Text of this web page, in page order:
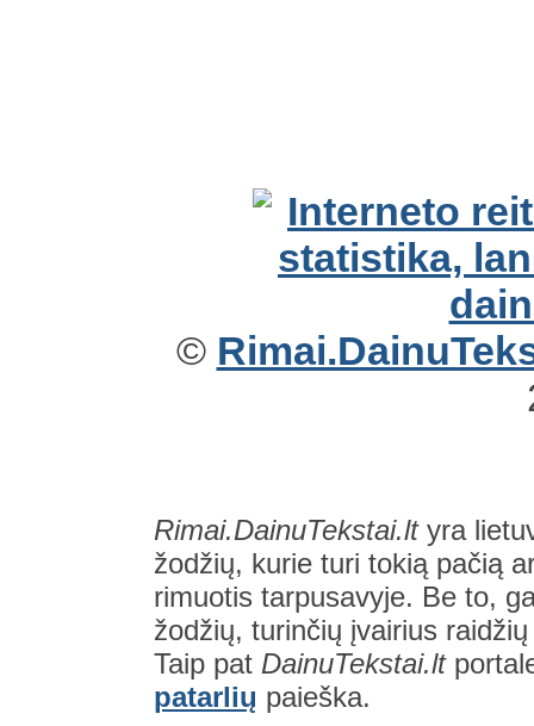
©
Rimai.DainuTekstai.ltyra
žodžių, kurie turi tokią pačią
rimuotis tarpusavyje. Be to,
žodžių, turinčių įvairius
Taip pat DainuTekstai.lt
patarlių paieška.